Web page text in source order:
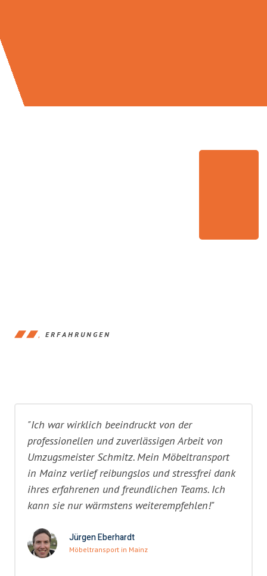
ERFAHRUNGEN
"Ich war wirklich beeindruckt von der
professionellen und zuverlässigen Arbeit von
Umzugsmeister Schmitz. Mein Möbeltransport
in Mainz verlief reibungslos und stressfrei dank
ihres erfahrenen und freundlichen Teams. Ich
kann sie nur wärmstens weiterempfehlen!"
Jürgen Eberhardt
Möbeltransport in Mainz